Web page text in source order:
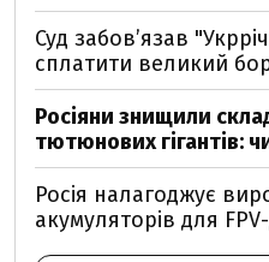
Суд забов’язав
сплатити великий
Росіяни знищили
тютюнових гігантів:
Росія налагоджує
акумуляторів для